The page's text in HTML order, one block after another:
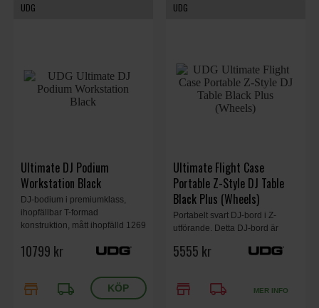
UDG
Ultimate DJ Podium
Workstation Black
DJ-bodium i premiumklass,
ihopfällbar T-formad
konstruktion, mått ihopfälld 1269
1269 x 953 x 715 mm, 36,8 kg.
10799 kr
store local_shipping
UDG
Ultimate Flight Case
Portable Z-Style DJ Table
Black Plus (Wheels)
Portabelt svart DJ-bord i Z-
utförande. Detta DJ-bord är
och snabbt att sätta upp/plocka
21.8 kg.
5555 kr
store local_shipping MER INFO